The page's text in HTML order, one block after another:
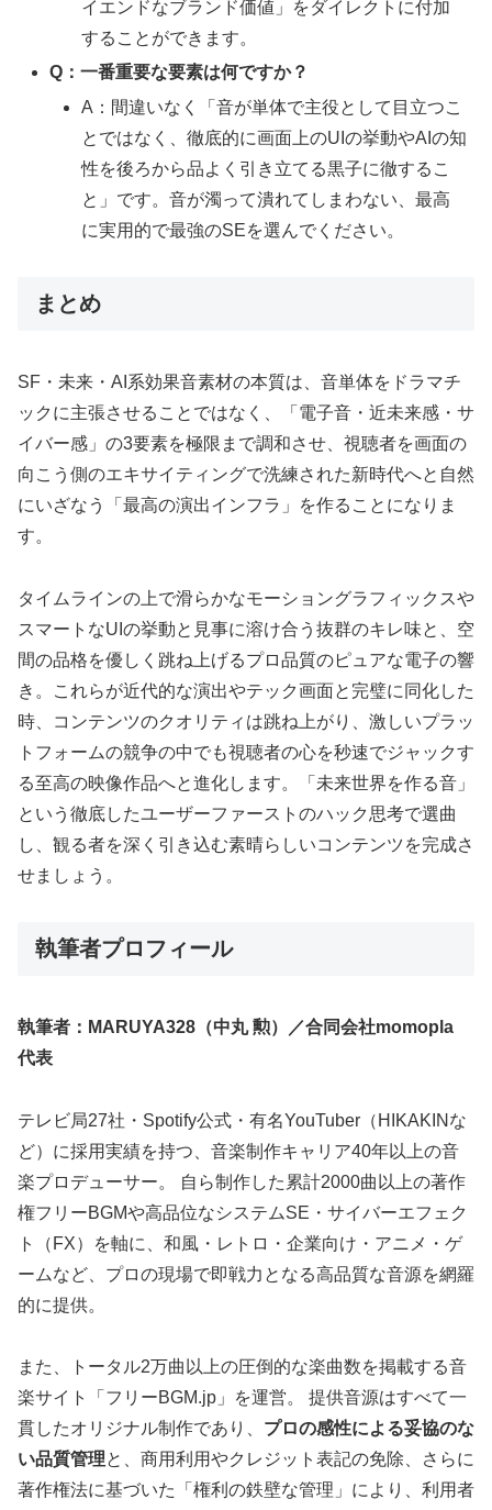
イエンドなブランド価値」をダイレクトに付加
することができます。
Q：一番重要な要素は何ですか？
A：間違いなく「音が単体で主役として目立つこ
とではなく、徹底的に画面上のUIの挙動やAIの知
性を後ろから品よく引き立てる黒子に徹するこ
と」です。音が濁って潰れてしまわない、最高
に実用的で最強のSEを選んでください。
まとめ
SF・未来・AI系効果音素材の本質は、音単体をドラマチ
ックに主張させることではなく、「電子音・近未来感・サ
イバー感」の3要素を極限まで調和させ、視聴者を画面の
向こう側のエキサイティングで洗練された新時代へと自然
にいざなう「最高の演出インフラ」を作ることになりま
す。
タイムラインの上で滑らかなモーショングラフィックスや
スマートなUIの挙動と見事に溶け合う抜群のキレ味と、空
間の品格を優しく跳ね上げるプロ品質のピュアな電子の響
き。これらが近代的な演出やテック画面と完璧に同化した
時、コンテンツのクオリティは跳ね上がり、激しいプラッ
トフォームの競争の中でも視聴者の心を秒速でジャックす
る至高の映像作品へと進化します。「未来世界を作る音」
という徹底したユーザーファーストのハック思考で選曲
し、観る者を深く引き込む素晴らしいコンテンツを完成さ
せましょう。
執筆者プロフィール
執筆者：MARUYA328（中丸 勲）／合同会社momopla
代表
テレビ局27社・Spotify公式・有名YouTuber（HIKAKINな
ど）に採用実績を持つ、音楽制作キャリア40年以上の音
楽プロデューサー。 自ら制作した累計2000曲以上の著作
権フリーBGMや高品位なシステムSE・サイバーエフェク
ト（FX）を軸に、和風・レトロ・企業向け・アニメ・ゲ
ームなど、プロの現場で即戦力となる高品質な音源を網羅
的に提供。
また、トータル2万曲以上の圧倒的な楽曲数を掲載する音
楽サイト「フリーBGM.jp」を運営。 提供音源はすべて一
貫したオリジナル制作であり、 プロの感性による妥協のな
い品質管理と、商用利用やクレジット表記の免除、さらに
著作権法に基づいた「権利の鉄壁な管理」により、利用者